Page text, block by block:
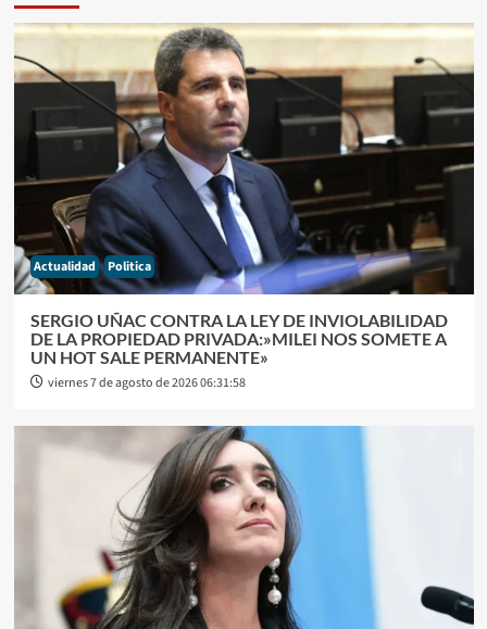
Actualidad Politica
SERGIO UÑAC CONTRA LA LEY DE INVIOLABILIDAD
DE LA PROPIEDAD PRIVADA:»MILEI NOS SOMETE A
UN HOT SALE PERMANENTE»
viernes 7 de agosto de 2026 06:31:58